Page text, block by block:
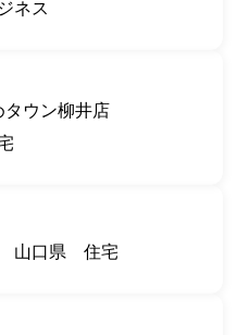
ネス
タウン柳井店
山口県 住宅